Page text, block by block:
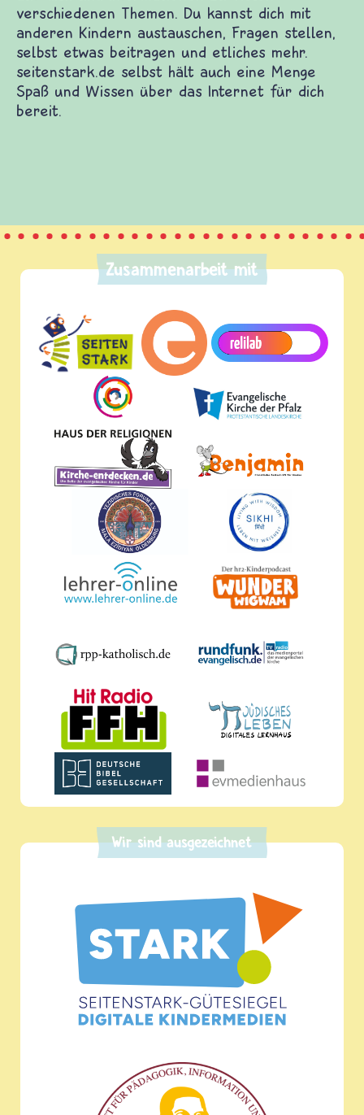
dich zu vielen guten Kinderwebsites. Dort
und Filme auf dich und Informationen zu vielen
Themen. Du kannst dich mit anderen Kindern
Fragen stellen, selbst etwas beitragen und
seitenstark.de selbst hält auch eine Menge
über das Internet für dich bereit.
Zusammenarbeit mit
Wir sind ausgezeichnet